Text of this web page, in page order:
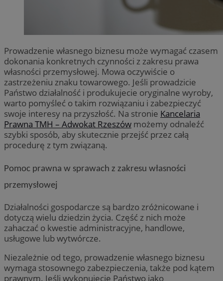
Prowadzenie własnego biznesu może wymagać czasem
dokonania konkretnych czynności z zakresu prawa
własności przemysłowej. Mowa oczywiście o
zastrzeżeniu znaku towarowego. Jeśli prowadzicie
Państwo działalność i produkujecie oryginalne wyroby,
warto pomyśleć o takim rozwiązaniu i zabezpieczyć
swoje interesy na przyszłość. Na stronie Kancelaria
Prawna TMH – Adwokat Rzeszów możemy odnaleźć
szybki sposób, aby skutecznie przejść przez całą
procedurę z tym związaną.
Pomoc prawna w sprawach z zakresu własności
przemysłowej
Działalności gospodarcze są bardzo zróżnicowane i
dotyczą wielu dziedzin życia. Część z nich może
zahaczać o kwestie administracyjne, handlowe,
usługowe lub wytwórcze.
Niezależnie od tego, prowadzenie własnego biznesu
wymaga stosownego zabezpieczenia, także pod kątem
prawnym. Jeśli wykonujecie Państwo jako